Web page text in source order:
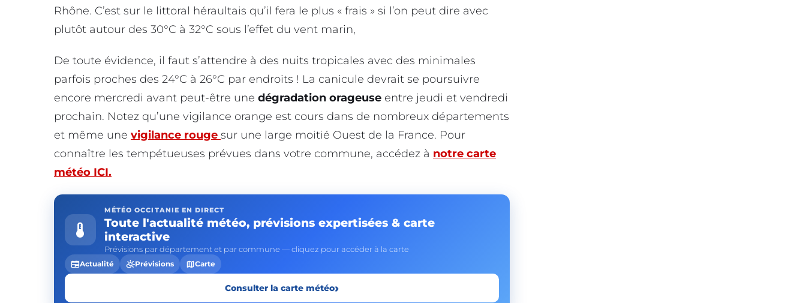
Rhône. C’est sur le littoral héraultais qu’il fera le plus « frais » si l’on peut dire avec
plutôt autour des 30°C à 32°C sous l’effet du vent marin,
De toute évidence, il faut s’attendre à des nuits tropicales avec des minimales
parfois proches des 24°C à 26°C par endroits ! La canicule devrait se poursuivre
encore mercredi avant peut-être une dégradation orageuse entre jeudi et vendredi
prochain. Notez qu’une vigilance orange est cours dans de nombreux départements
et même une vigilance rouge sur une large moitié Ouest de la France. Pour
connaître les tempétueuses prévues dans votre commune, accédez à notre carte
météo ICI.
device_thermostat
MÉTÉO OCCITANIE EN DIRECT
Toute l'actualité météo, prévisions expertisées & carte
interactive
Prévisions par département et par commune — cliquez pour accéder à la carte
newspaperActualité partly_cloudy_dayPrévisions mapCarte
Consulter la carte météo›